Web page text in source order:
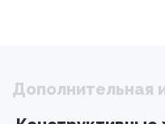
Дополнительная